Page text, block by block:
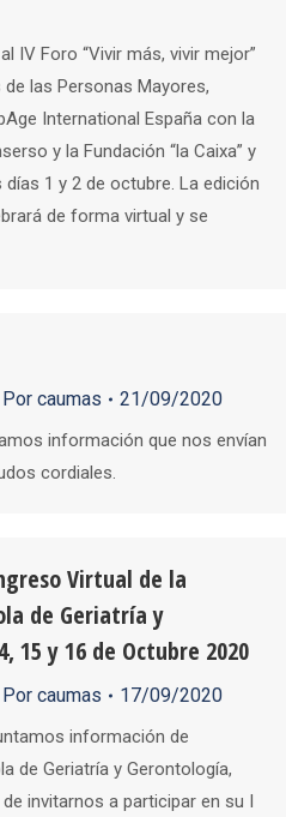
IV Foro “Vivir más, vivir mejor”
las Personas Mayores,
International España con la
y la Fundación “la Caixa” y
1 y 2 de octubre. La edición
de forma virtual y se
Por caumas 21/09/2020
información que nos envían
cordiales.
Virtual de la
de Geriatría y
15 y 16 de Octubre 2020
Por caumas 17/09/2020
información de
de Geriatría y Gerontología,
invitarnos a participar en su I